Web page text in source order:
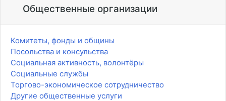
Общественные организации
Комитеты, фонды и общины
Посольства и консульства
Социальная активность, волонтёры
Социальные службы
Торгово-экономическое сотрудничество
Другие общественные услуги